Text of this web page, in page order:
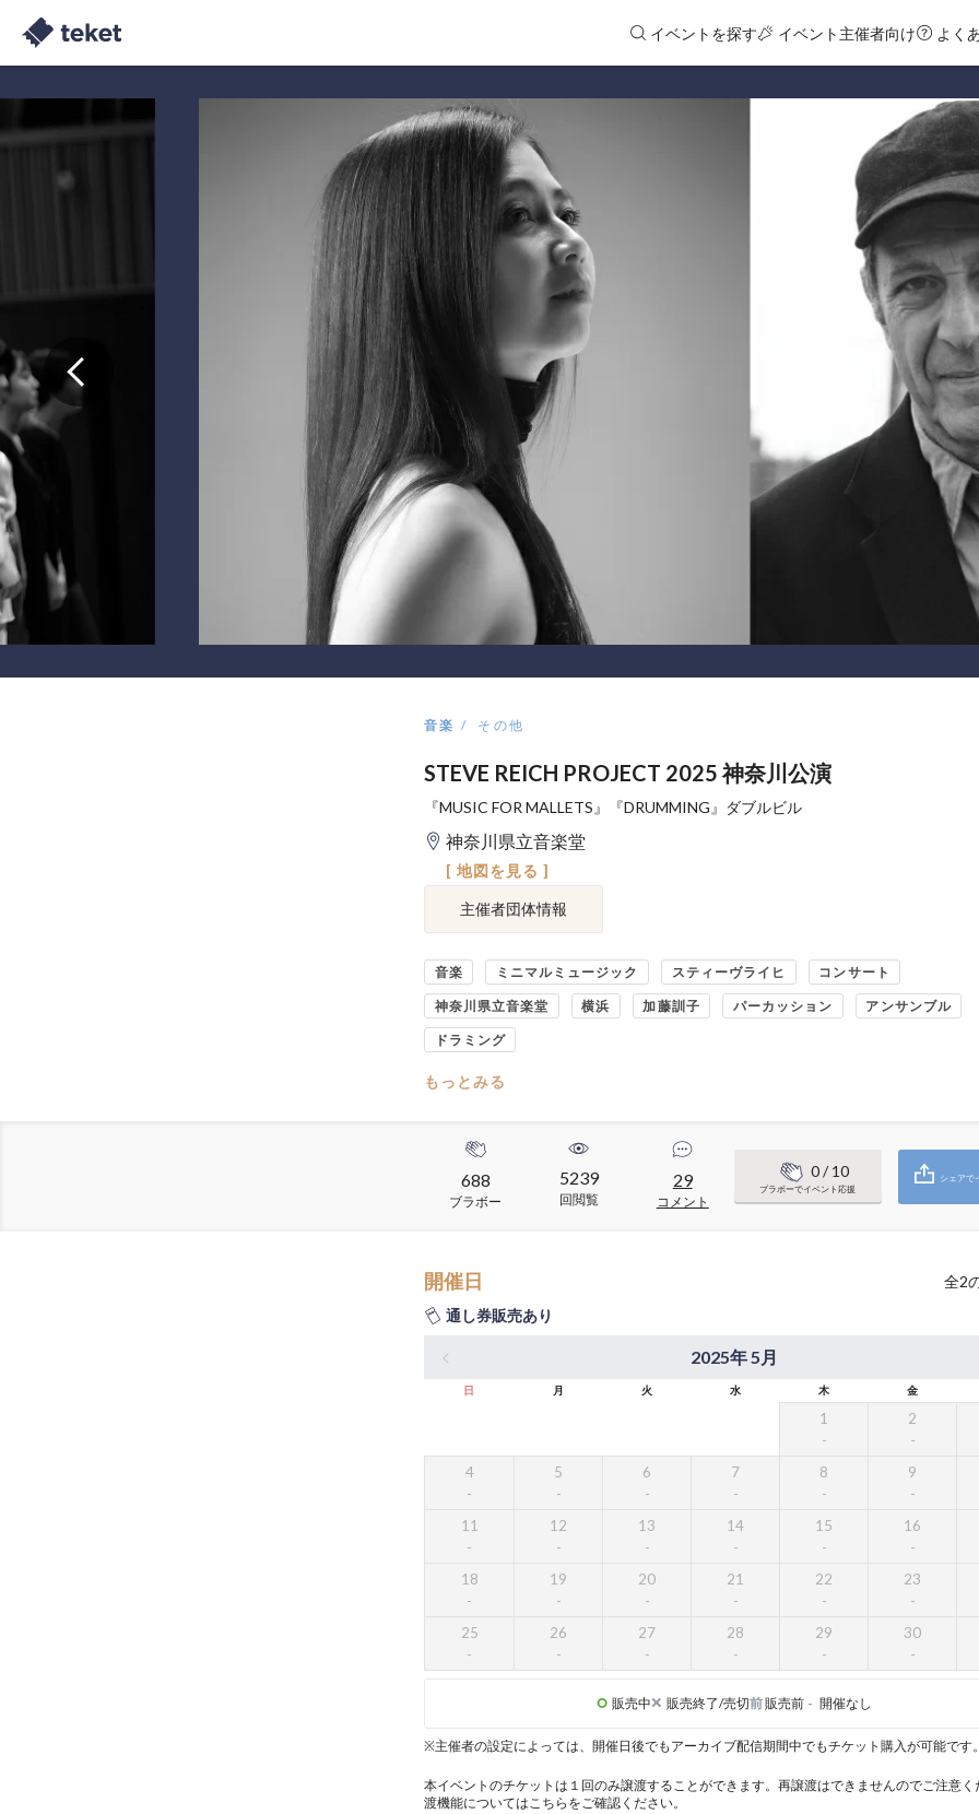
イベントを探す イベント主催者向け よく
音楽 その他
STEVE REICH PROJECT 2025 神奈川公演
『MUSIC FOR MALLETS』『DRUMMING』ダブルビル
神奈川県立音楽堂
[ 地図を見る ]
主催者団体情報
音楽 ミニマルミュージック スティーヴライヒ コンサート
神奈川県立音楽堂 横浜 加藤訓子 パーカッション アンサンブル
ドラミング
もっとみる
688
ブラボー
5239
回閲覧
29
コメント
0/ 10
ブラボーでイベント応援
シェアで
開催日 全2
通し券販売あり
2025年 5月
日 月 火 水 木 金
1 2
4 5 6 7 8 9
11 12 13 14 15 16
18 19 20 21 22 23
25 26 27 28 29 30
販売中 販売終了/売切前販売前 - 開催なし
※主催者の設定によっては、開催日後でもアーカイブ配信期間中でもチケット購入が可能です。
本イベントのチケットは１回のみ譲渡することができます。再譲渡はできませんのでご注意く
渡機能についてはこちら をご確認ください。